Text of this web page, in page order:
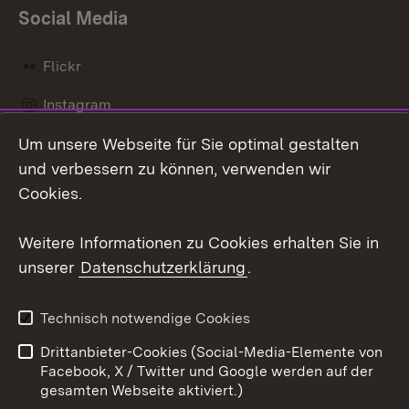
Social Media
Flickr
Instagram
Social Wall
Barrierefreiheit
Benutzungshinweise
Impressum
Cookies
Um unsere Webseite für Sie optimal gestalten
und verbessern zu können, verwenden wir
Cookies.
Weitere Informationen zu Cookies erhalten Sie in
unserer Datenschutzerklärung.
Technisch notwendige Cookies
Drittanbieter-Cookies (Social-Media-Elemente von
Facebook, X / Twitter und Google werden auf der
gesamten Webseite aktiviert.)